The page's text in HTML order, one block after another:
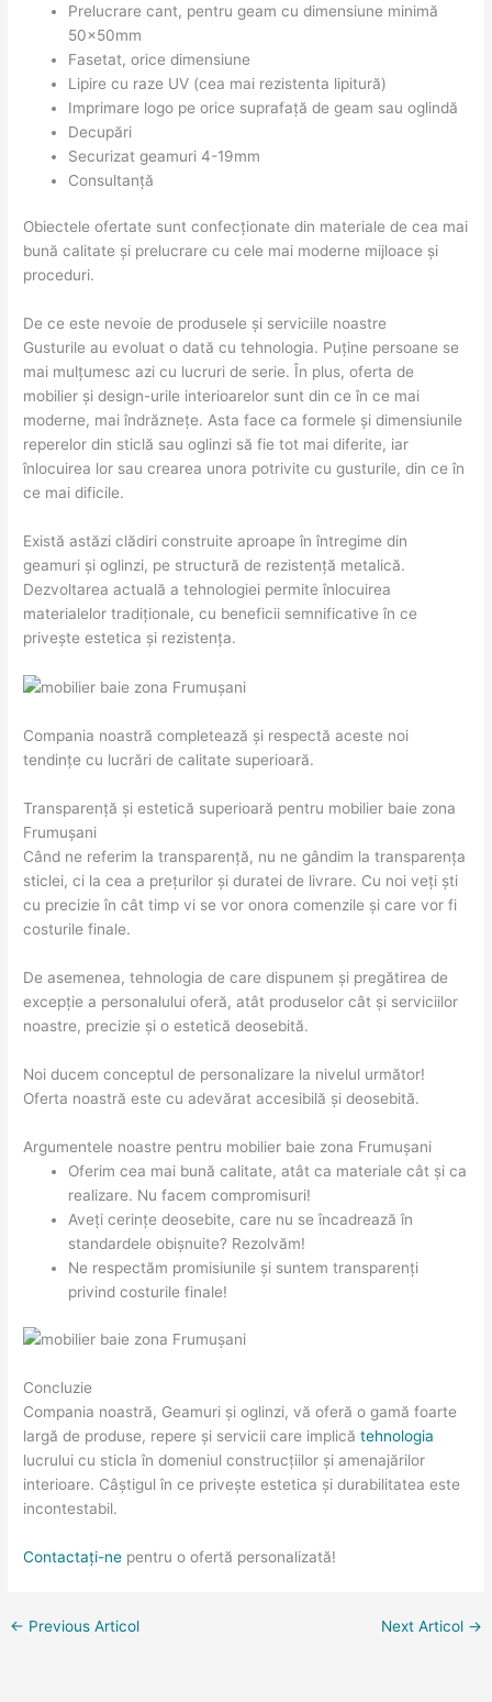
Prelucrare cant, pentru geam cu dimensiune minimă
50x50mm
Fasetat, orice dimensiune
Lipire cu raze UV (cea mai rezistenta lipitură)
Imprimare logo pe orice suprafață de geam sau oglindă
Decupări
Securizat geamuri 4-19mm
Consultanță
Obiectele ofertate sunt confecționate din materiale de cea mai
bună calitate și prelucrare cu cele mai moderne mijloace și
proceduri.
De ce este nevoie de produsele și serviciile noastre
Gusturile au evoluat o dată cu tehnologia. Puține persoane se
mai mulțumesc azi cu lucruri de serie. În plus, oferta de
mobilier și design-urile interioarelor sunt din ce în ce mai
moderne, mai îndrăznețe. Asta face ca formele și dimensiunile
reperelor din sticlă sau oglinzi să fie tot mai diferite, iar
înlocuirea lor sau crearea unora potrivite cu gusturile, din ce în
ce mai dificile.
Există astăzi clădiri construite aproape în întregime din
geamuri și oglinzi, pe structură de rezistență metalică.
Dezvoltarea actuală a tehnologiei permite înlocuirea
materialelor tradiționale, cu beneficii semnificative în ce
privește estetica și rezistența.
Compania noastră completează și respectă aceste noi
tendințe cu lucrări de calitate superioară.
Transparență și estetică superioară pentru mobilier baie zona
Frumuşani
Când ne referim la transparență, nu ne gândim la transparența
sticlei, ci la cea a prețurilor și duratei de livrare. Cu noi veți ști
cu precizie în cât timp vi se vor onora comenzile și care vor fi
costurile finale.
De asemenea, tehnologia de care dispunem și pregătirea de
excepție a personalului oferă, atât produselor cât și serviciilor
noastre, precizie și o estetică deosebită.
Noi ducem conceptul de personalizare la nivelul următor!
Oferta noastră este cu adevărat accesibilă și deosebită.
Argumentele noastre pentru mobilier baie zona Frumuşani
Oferim cea mai bună calitate, atât ca materiale cât și ca
realizare. Nu facem compromisuri!
Aveți cerințe deosebite, care nu se încadrează în
standardele obișnuite? Rezolvăm!
Ne respectăm promisiunile și suntem transparenți
privind costurile finale!
Concluzie
Compania noastră, Geamuri și oglinzi, vă oferă o gamă foarte
largă de produse, repere și servicii care implicătehnologia
lucrului cu sticla în domeniul construcțiilor și amenajărilor
interioare. Câștigul în ce privește estetica și durabilitatea este
incontestabil.
Contactați-ne pentru o ofertă personalizată!
← Previous Articol Next Articol →